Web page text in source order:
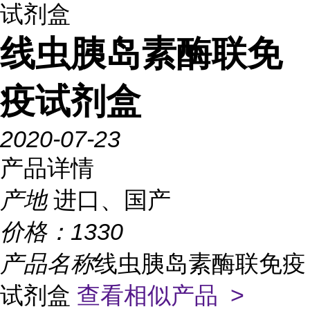
试剂盒
线虫胰岛素酶联免
疫试剂盒
2020-07-23
产品详情
产地 进口、国产
价格： 1330
产品名称线虫胰岛素酶联免疫
试剂盒 查看相似产品 >